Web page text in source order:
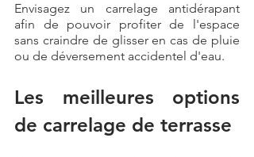
Envisagez un carrelage antidérapant
afin de pouvoir profiter de l'espace
sans craindre de glisser en cas de pluie
ou de déversement accidentel d'eau.
Les meilleures options
de carrelage de terrasse